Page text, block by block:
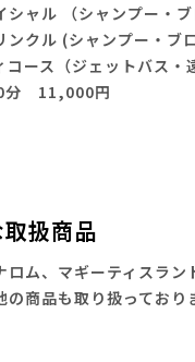
シャル （シャンプー
ンクル (シャンプー・
コース（ジェットバス
11,000円
扱商品
ロム、マギーティスラン
の商品も取り扱っており